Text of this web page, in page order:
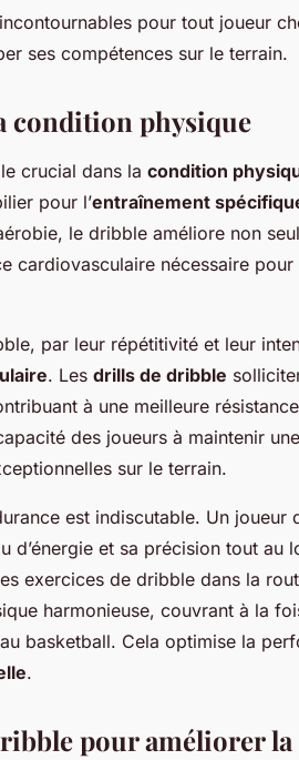
pour tout joueur
ses compétences sur le terrain.
condition physique
crucial dans la condition
pour l’entraînement
le dribble améliore non
cardiovasculaire nécessaire
par leur répétitivité et leur
. Les drills de dribble
à une meilleure
des joueurs à maintenir
sur le terrain.
est indiscutable. Un
d’énergie et sa précision tout au
exercices de dribble dans la
harmonieuse, couvrant à la
basketball. Cela optimise la
.
pour améliorer